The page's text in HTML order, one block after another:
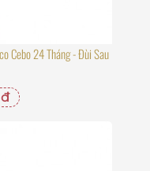
Cebo 24 Tháng - Đùi Sau